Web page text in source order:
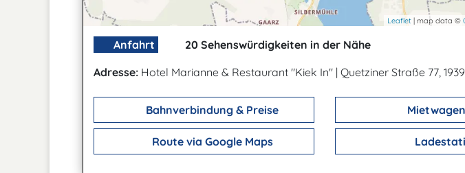
Leaflet | map data ©
Anfahrt
20 Sehenswürdigkeiten in der Nähe
Adresse: Hotel Marianne & Restaurant "Kiek In" | Quetziner Straße 77,
Bahnverbindung & Preise
Route via Google Maps